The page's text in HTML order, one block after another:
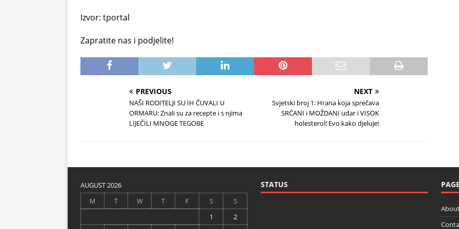
Izvor: tportal
Zapratite nas i podjelite!
PREVIOUS
NAŠI RODITELJI SU IH ČUVALI U
ORMARU: Znali su za recepte i s njima
LIJEČILI MNOGE TEGOBE
NEXT
Svjetski broj 1: Hrana koja sprečava
SRČANI i MOŽDANI udar i VISOK
holesterol! Evo kako djeluje!
AUGUST 2026
M
T W T F S
S
1
2
STATUS